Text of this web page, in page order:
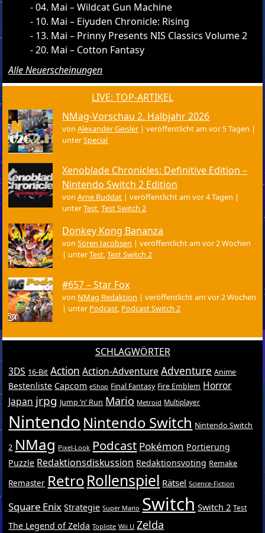
04. Mai – Wildcat Gun Machine
10. Mai – Eiyuden Chronicle: Rising
13. Mai – Prinny Presents NIS Classics Volume 2
20. Mai – Cotton Fantasy
Alle Neuerscheinungen
LIVE: TOP-ARTIKEL
NMag-Vorschau 2. Halbjahr 2026
vonAlexander Geisler |veröffentlicht am vor 5 Tagen |
unterSpecial
Xenoblade Chronicles: Definitive Edition –
Nintendo Switch 2 Edition
vonArne Ruddat |veröffentlicht am vor 4 Tagen |
unterTest,Test Switch 2
Donkey Kong Bananza
vonSören Jacobsen |veröffentlicht am vor 2 Wochen
| unterTest,Test Switch 2
#657 – Star Fox
von NMag Redaktion |veröffentlicht am vor 2 Wochen
| unter Podcast, Podcast Switch 2
SCHLAGWÖRTER
3DS 16-Bit Action Action-Adventure Adventure Anime
Bestenliste Capcom eShop Final Fantasy Fire Emblem Horror
Japan jrpg Jump ’n’ Run Mario Metroid Multiplayer
Nintendo Nintendo Switch Nintendo Switch
2 NMag Pixel-Look Podcast Pokémon Portierung
Puzzle Redaktionsdiskussion Redaktionsvoting Remake
Remaster RetroRollenspiel Rätsel Science-Fiction
Square Enix Strategie Super Mario Switch Switch 2 Test
The Legend of Zelda Topliste Wii U Zelda